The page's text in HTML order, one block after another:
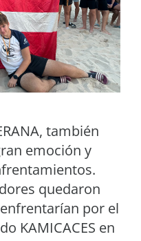
también
emoción y
quedaron
por el
KAMICACES en